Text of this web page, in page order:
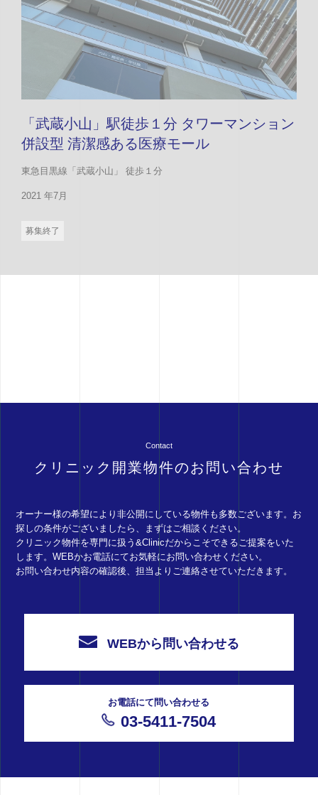
「武蔵小山」駅徒歩１分 タワーマンション
併設型 清潔感ある医療モール
東急目黒線「武蔵小山」 徒歩１分
2021 年7月
募集終了
Contact
クリニック開業物件のお問い合わせ
オーナー様の希望により非公開にしている物件も多数ございます。お
探しの条件がございましたら、まずはご相談ください。
クリニック物件を専門に扱う&Clinicだからこそできるご提案をいた
します。WEBかお電話にてお気軽にお問い合わせください。
お問い合わせ内容の確認後、担当よりご連絡させていただきます。
WEBから問い合わせる
お電話にて問い合わせる
03-5411-7504